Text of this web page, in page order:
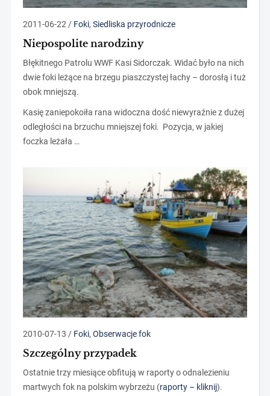
2011-06-22/ Foki, Siedliska przyrodnicze
Niepospolite narodziny
Błękitnego Patrolu WWF Kasi Sidorczak. Widać było na nich
dwie foki leżące na brzegu piaszczystej łachy – dorosłą i tuż
obok mniejszą.
Kasię zaniepokoiła rana widoczna dość niewyraźnie z dużej
odległości na brzuchu mniejszej foki. Pozycja, w jakiej
foczka leżała …
2010-07-13 / Foki, Obserwacje fok
Szczególny przypadek
Ostatnie trzy miesiące obfitują w raporty o odnalezieniu
martwych fok na polskim wybrzeżu (raporty – kliknij).